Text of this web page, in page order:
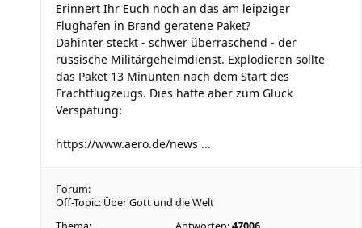
Erinnert Ihr Euch noch an das am leipziger
Flughafen in Brand geratene Paket?
Dahinter steckt - schwer überraschend - der
russische Militärgeheimdienst. Explodieren sollte
das Paket 13 Minunten nach dem Start des
Frachtflugzeugs. Dies hatte aber zum Glück
Verspätung:
https://www.aero.de/news ...
Forum:
Off-Topic: Über Gott und die Welt